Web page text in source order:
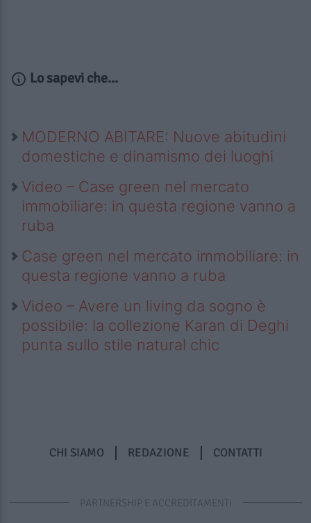
Lo sapevi che...
MODERNO ABITARE: Nuove abitudini
domestiche e dinamismo dei luoghi
Video – Case green nel mercato
immobiliare: in questa regione vanno a
ruba
Case green nel mercato immobiliare: in
questa regione vanno a ruba
Video – Avere un living da sogno è
possibile: la collezione Karan di Deghi
punta sullo stile natural chic
CHI SIAMO REDAZIONE CONTATTI
PARTNERSHIP E ACCREDITAMENTI